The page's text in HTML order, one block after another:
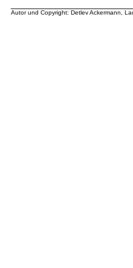
Autor und Copyright: Detlev Ackermann,